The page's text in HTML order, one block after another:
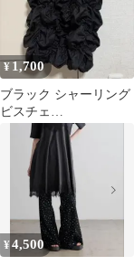
¥ 1,700
ブラック シャーリング
ビスチェ
LOWRYSFARM
¥4,500